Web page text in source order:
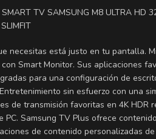
TV SAMSUNG M8 ULTRA HD
necesitas está justo en tu pantalla.
Smart Monitor. Sus aplicaciones
para una configuración de
sin esfuerzo con una
de transmisión favoritas en 4K HDR
PC. Samsung TV Plus ofrece
de contenido personalizadas